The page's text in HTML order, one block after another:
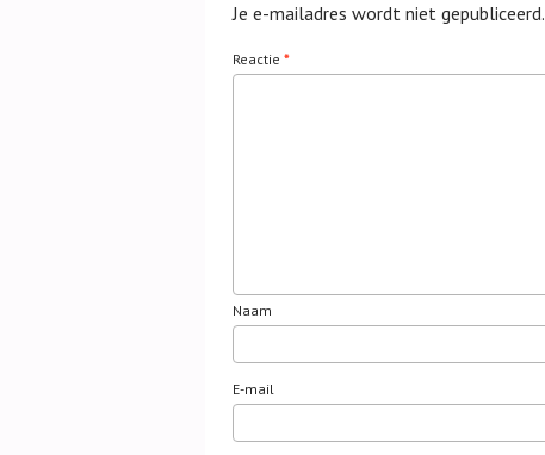
Je e-mailadres wordt niet gepubliceerd.
Reactie *
Naam
E-mail